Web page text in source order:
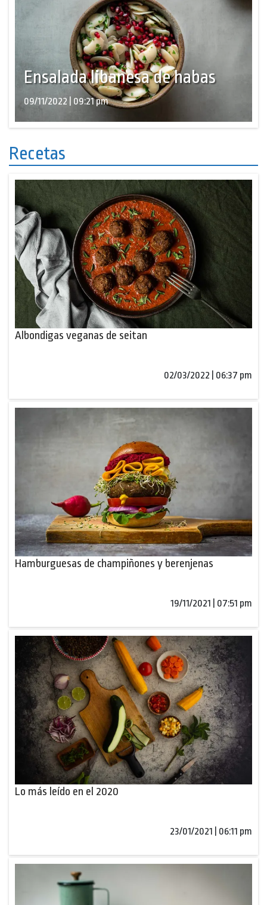
Ensalada libanesa de habas
09/11/2022 | 09:21 pm
Recetas
Albondigas veganas de seitan
02/03/2022 | 06:37 pm
Hamburguesas de champiñones y berenjenas
19/11/2021 | 07:51 pm
Lo más leído en el 2020
23/01/2021 | 06:11 pm